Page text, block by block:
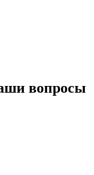
вопросы